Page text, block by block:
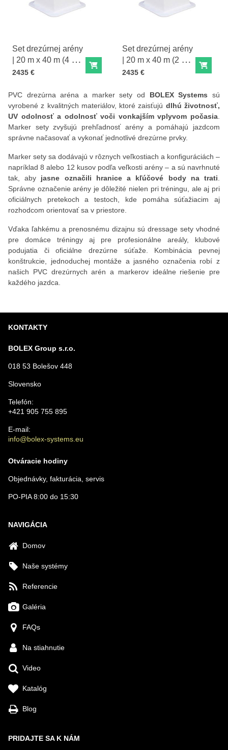
Set drezúrnej arény
| 20 m x 40 m (4 m
doska)
Cena s DPH
2435 € Do košíka
Set drezúrnej arény
| 20 m x 40 m (2 m
doska)
Cena s DPH
2435 € Do
PVC drezúrna aréna a marker sety od BOLEX Systems sú
vyrobené z kvalitných materiálov, ktoré zaisťujú dlhú životnosť,
UV odolnosť a odolnosť voči vonkajším vplyvom počasia
Marker sety zvyšujú prehľadnosť arény a pomáhajú jazdcom
správne načasovať a vykonať jednotlivé drezúrne prvky.
Marker sety sa dodávajú v rôznych veľkostiach a konfiguráciách –
napríklad 8 alebo 12 kusov podľa veľkosti arény – a sú navrhnuté
tak, aby jasne označili hranice a kľúčové body na trati
Správne označenie arény je dôležité nielen pri tréningu, ale aj pri
oficiálnych pretekoch a testoch, kde pomáha súťažiacim aj
rozhodcom orientovať sa v priestore.
Vďaka ľahkému a prenosnému dizajnu sú dressage sety vhodné
pre domáce tréningy aj pre profesionálne areály, klubové
podujatia či oficiálne drezúrne súťaže. Kombinácia pevnej
konštrukcie, jednoduchej montáže a jasného označenia robí z
našich PVC drezúrnych arén a markerov ideálne riešenie pre
každého jazdca.
KONTAKTY
BOLEX Group s.r.o.
018 53 Bolešov 448
Slovensko
Telefón:
+421 905 755 895
E-mail:
info@bolex-systems.eu
Otváracie hodiny
Objednávky, fakturácia, servis
PO-PIA 8:00 do 15:30
NAVIGÁCIA
Domov
Naše systémy
Referencie
Galéria
FAQs
Na stiahnutie
Video
Katalóg
Blog
PRIDAJTE SA K NÁM